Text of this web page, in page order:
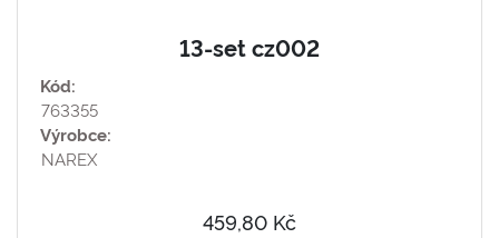
13-set cz002
Kód:
763355
Výrobce:
NAREX
459,80 Kč